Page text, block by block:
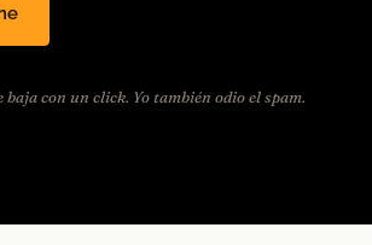
baja con un click. Yo también odio el spam.